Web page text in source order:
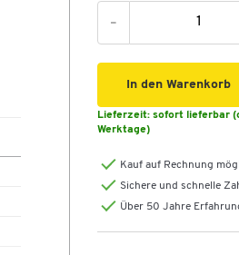
-
In den Warenkorb
Lieferzeit: sofort lieferbar
Werktage)
Kauf auf Rechnung
Sichere und schnelle
Über 50 Jahre